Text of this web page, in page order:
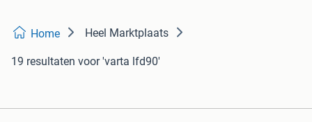
Home Heel Marktplaats
19 resultaten voor 'varta lfd90'